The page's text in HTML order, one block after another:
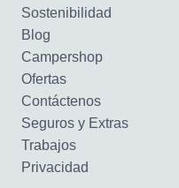
Sostenibilidad
Blog
Campershop
Ofertas
Contáctenos
Seguros y Extras
Trabajos
Privacidad